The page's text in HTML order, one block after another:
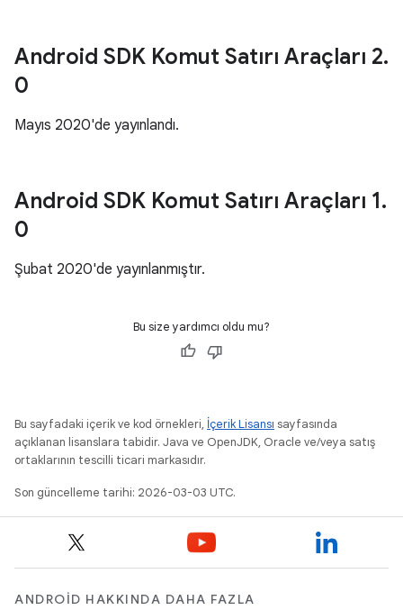
Android SDK Komut Satırı Araçları 2.
0
Mayıs 2020'de yayınlandı.
Android SDK Komut Satırı Araçları 1.
0
Şubat 2020'de yayınlanmıştır.
Bu size yardımcı oldu mu?
Bu sayfadaki içerik ve kod örnekleri, İçerik Lisansı sayfasında
açıklanan lisanslara tabidir. Java ve OpenJDK, Oracle ve/veya satış
ortaklarının tescilli ticari markasıdır.
Son güncelleme tarihi: 2026-03-03 UTC.
ANDROID HAKKINDA DAHA FAZLA